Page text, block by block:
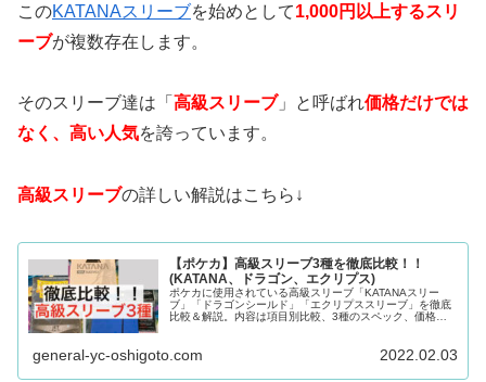
このKATANAスリーブを始めとして1,000円以上するスリ
ーブが複数存在します。
そのスリーブ達は「 高級スリーブ」と呼ばれ価格だけでは
なく、高い人気を誇っています。
高級スリーブの詳しい解説はこちら ↓
【ポケカ】高級スリーブ3種を徹底比較！！
(KATANA、ドラゴン、エクリプス)
ポケカに使用されている高級スリーブ「KATANAスリー
ブ」「ドラゴンシールド」「エクリプススリーブ」を徹底
比較＆解説。内容は項目別比較、3種のスペック、価格情
おすすめの記事。
general-yc-oshigoto.com 2022.02.03